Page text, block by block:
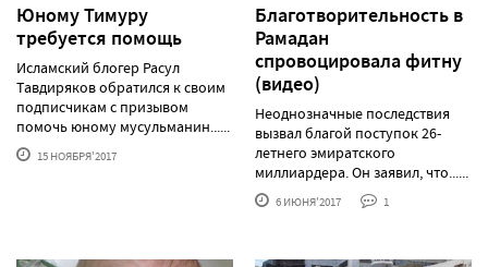
Юному Тимуру
требуется помощь
Исламский блогер Расул
Тавдиряков обратился к своим
подписчикам с призывом
помочь юному мусульманин......
15 НОЯБРЯ'2017
Благотворительность в
Рамадан
спровоцировала фитну
(видео)
Неоднозначные последствия
вызвал благой поступок 26-
летнего эмиратского
миллиардера. Он заявил, что......
6 ИЮНЯ'2017 1